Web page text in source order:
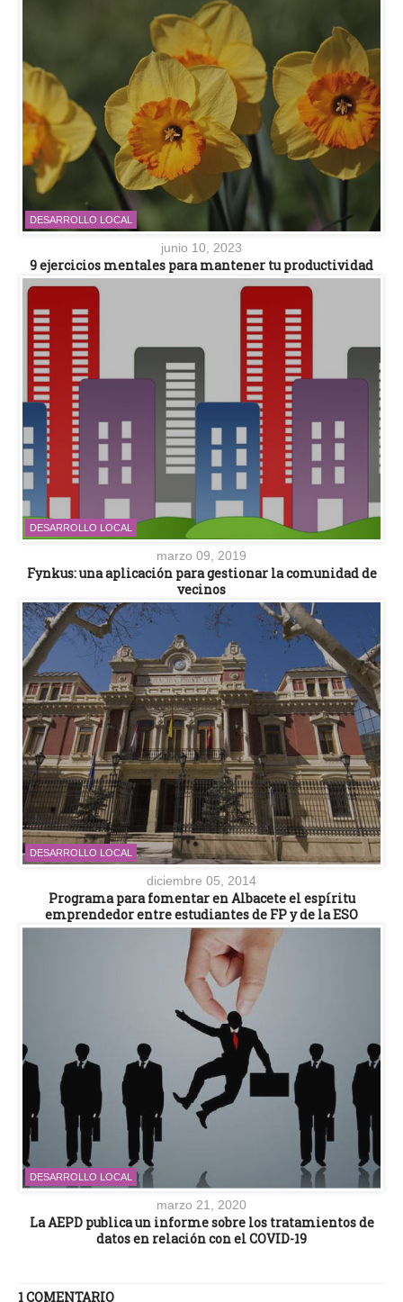
DESARROLLO LOCAL
junio 10, 2023
9 ejercicios mentales para mantener tu productividad
DESARROLLO LOCAL
marzo 09, 2019
Fynkus: una aplicación para gestionar la comunidad de
vecinos
DESARROLLO LOCAL
diciembre 05, 2014
Programa para fomentar en Albacete el espíritu
emprendedor entre estudiantes de FP y de la ESO
DESARROLLO LOCAL
marzo 21, 2020
La AEPD publica un informe sobre los tratamientos de
datos en relación con el COVID-19
1 COMENTARIO